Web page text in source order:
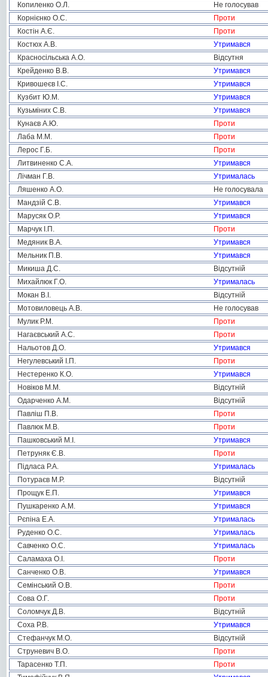
Копиленко О.Л.
Не голосував
Корнієнко О.С.
Проти
Костін А.Є.
Проти
Костюх А.В.
Утримався
Красносільська А.О.
Відсутня
Крейденко В.В.
Утримався
Кривошеєв І.С.
Утримався
Кузбит Ю.М.
Утримався
Кузьміних С.В.
Утримався
Кунаєв А.Ю.
Проти
Лаба М.М.
Проти
Лерос Г.Б.
Проти
Литвиненко С.А.
Утримався
Лічман Г.В.
Утрималась
Ляшенко А.О.
Не голосувала
Мандзій С.В.
Утримався
Марусяк О.Р.
Утримався
Марчук І.П.
Проти
Медяник В.А.
Утримався
Мельник П.В.
Утримався
Микиша Д.С.
Відсутній
Михайлюк Г.О.
Утрималась
Мокан В.І.
Відсутній
Мотовиловець А.В.
Не голосував
Мулик Р.М.
Проти
Нагаєвський А.С.
Проти
Нальотов Д.О.
Утримався
Негулевський І.П.
Проти
Нестеренко К.О.
Утримався
Новіков М.М.
Відсутній
Одарченко А.М.
Відсутній
Павліш П.В.
Проти
Павлюк М.В.
Проти
Пашковський М.І.
Утримався
Петруняк Є.В.
Проти
Підласа Р.А.
Утрималась
Потураєв М.Р.
Відсутній
Прощук Е.П.
Утримався
Пушкаренко А.М.
Утримався
Рєпіна Е.А.
Утрималась
Руденко О.С.
Утрималась
Савченко О.С.
Утрималась
Саламаха О.І.
Проти
Санченко О.В.
Утримався
Семінський О.В.
Проти
Сова О.Г.
Проти
Соломчук Д.В.
Відсутній
Соха Р.В.
Утримався
Стефанчук М.О.
Відсутній
Струневич В.О.
Проти
Тарасенко Т.П.
Проти